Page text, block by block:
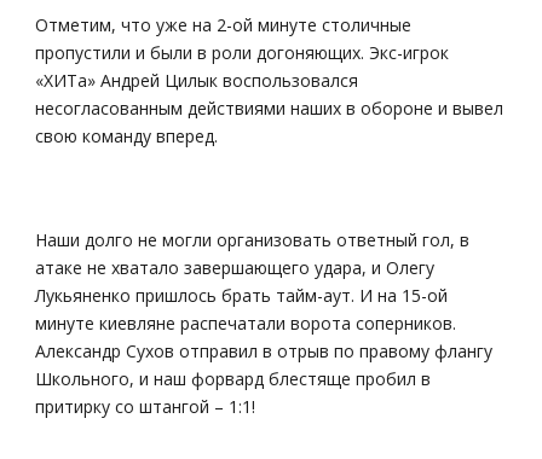
Отметим, что уже на 2-ой минуте столичные
пропустили и были в роли догоняющих. Экс-игрок
«ХИТа» Андрей Цилык воспользовался
несогласованным действиями наших в обороне и вывел
свою команду вперед.
Наши долго не могли организовать ответный гол, в
атаке не хватало завершающего удара, и Олегу
Лукьяненко пришлось брать тайм-аут. И на 15-ой
минуте киевляне распечатали ворота соперников.
Александр Сухов отправил в отрыв по правому флангу
Школьного, и наш форвард блестяще пробил в
притирку со штангой – 1:1!